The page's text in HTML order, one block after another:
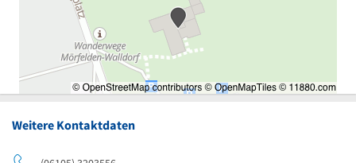
Weitere Kontaktdaten